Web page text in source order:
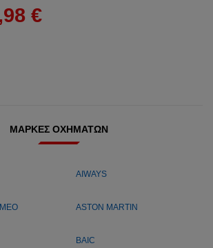
€
ΜΆΡΚΕΣ ΟΧΗΜΆΤΩΝ
AIWAYS
ASTON MARTIN
BAIC